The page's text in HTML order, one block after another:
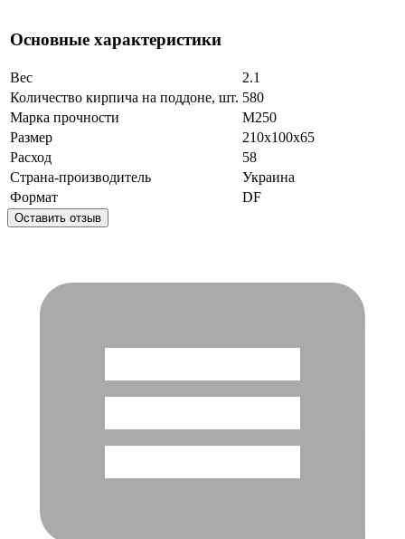
Основные характеристики
Вес
2.1
Количество кирпича на поддоне, шт. 580
Марка прочности
М250
Размер
210x100x65
Расход
58
Страна-производитель
Украина
Формат
DF
Оставить отзыв